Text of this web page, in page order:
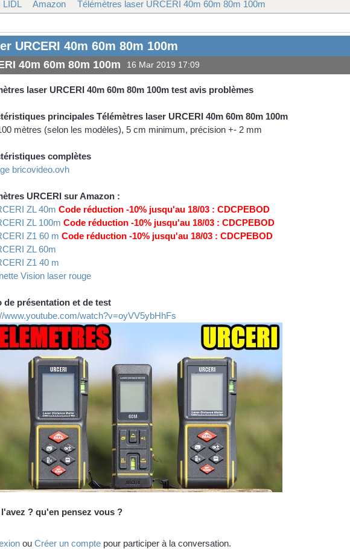
LIDL Amazon Télémètres laser URCERI 40m 60m 80m 100m
URCERI 40m 60m 80m 100m
40m 60m 80m 100m 16 Mar 2019 17:09
laser URCERI 40m 60m 80m 100m test avis problèmes
principales Télémètres laser URCERI 40m 60m 80m 100m
mètres (selon les modèles), 5 cm minimum, précision +- 2 mm
complètes
bricovideo.ovh
URCERI sur Amazon :
ZL 40m Code réduction -10% jusqu'au 18/03 : CDCPEBOD
ZL 100m Code réduction -10% jusqu'au 18/03 : CDCPEBOD
Z1 60 m Code réduction -10% jusqu'au 18/03 : CDCPEBOD
ZL 60m
Z1 40 m
Vision laser rouge
de présentation et de test
www.youtube.com/watch?v=oyVV5ybHhFs
? qu'en pensez vous ?
ou Créer un compte pour participer à la conversation.